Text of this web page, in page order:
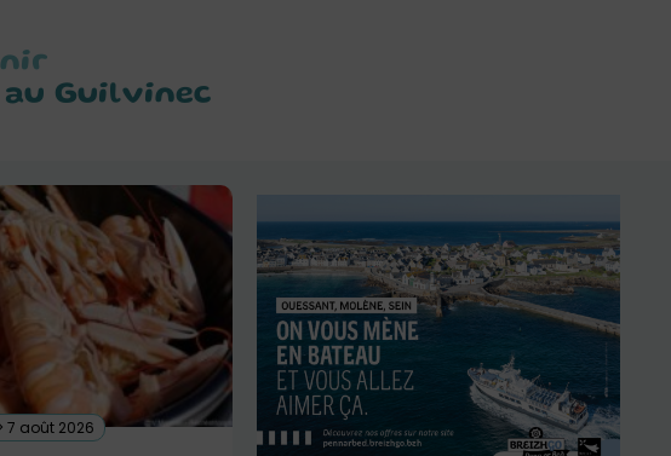
au Guilvinec
7 août 2026